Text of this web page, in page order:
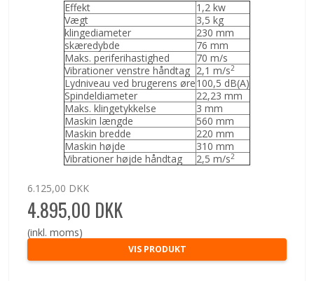
Effekt
1,2 kw
Vægt
3,5 kg
klingediameter
230 mm
skæredybde
76 mm
Maks. periferihastighed
70 m/s
Vibrationer venstre håndtag 2,1 m/s2
Lydniveau ved brugerens øre100,5 dB(A)
Spindeldiameter
22,23 mm
Maks. klingetykkelse
3 mm
Maskin længde
560 mm
Maskin bredde
220 mm
Maskin højde
310 mm
Vibrationer højde håndtag
2,5 m/s2
6.125,00 DKK
4.895,00 DKK
(inkl. moms)
VIS PRODUKT